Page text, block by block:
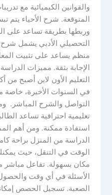
والقوانين الكيميائية مع
المتوقعة. شرح الأحياء يتم
وربطها بطريقة تساعد على
التحصيلي الأدبي يشمل شرح
منظم يساعد على تثبيت
الإجابة بثقة. مميزات
التعليم الأون لاين أصبح من
في السنوات الأخيرة، خاصة
التواصل والشرح المباشر.
تعليمية احترافية تساعد
استفادة ممكنة. ومن أهم
الدراسة من المنزل براحة
الوقت في التنقل، حيث
مكان بسهولة. تفاعل مباشر
الأسئلة في أي وقت
الصعبة. تسجيل الحصص